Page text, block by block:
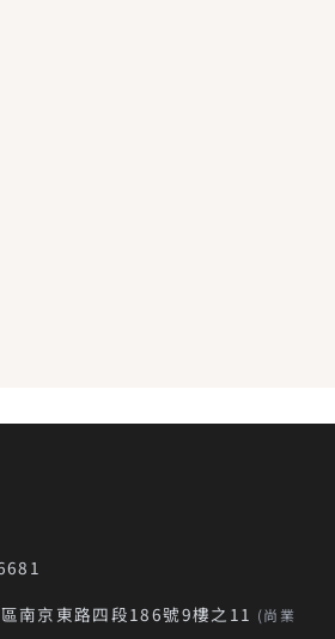
南京東路四段186號9樓之11 (尚業